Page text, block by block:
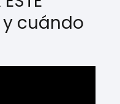
y cuándo